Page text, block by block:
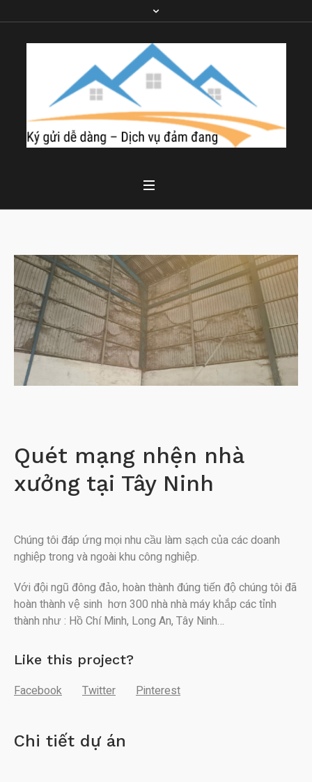
Quét mạng nhện nhà
xưởng tại Tây Ninh
Chúng tôi đáp ứng mọi nhu cầu làm sạch của các doanh
nghiệp trong và ngoài khu công nghiệp.
Với đội ngũ đông đảo, hoàn thành đúng tiến độ chúng tôi đã
hoàn thành vệ sinh hơn 300 nhà nhà máy khắp các tỉnh
thành như : Hồ Chí Minh, Long An, Tây Ninh…
Like this project?
Facebook
Twitter Pinterest
Chi tiết dự án